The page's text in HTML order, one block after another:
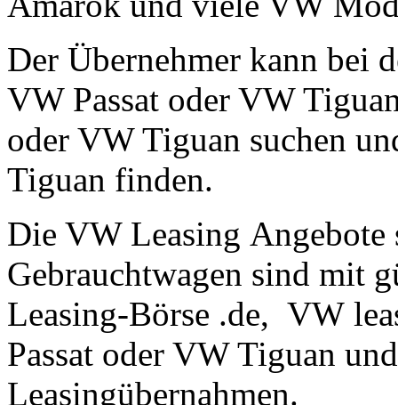
Der Übernehmer kann bei
VW Passat oder VW
oder VW Tiguan suchen
Tiguan finden.
Die VW Leasing
Gebrauchtwagen sind mit
Leasing-Börse .de, VW
Passat oder VW Tiguan
Leasingübernahmen.